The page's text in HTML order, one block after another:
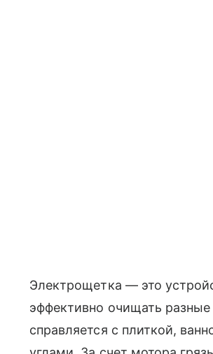
Электрощетка — это
эффективно очищать
справляется с плиткой,